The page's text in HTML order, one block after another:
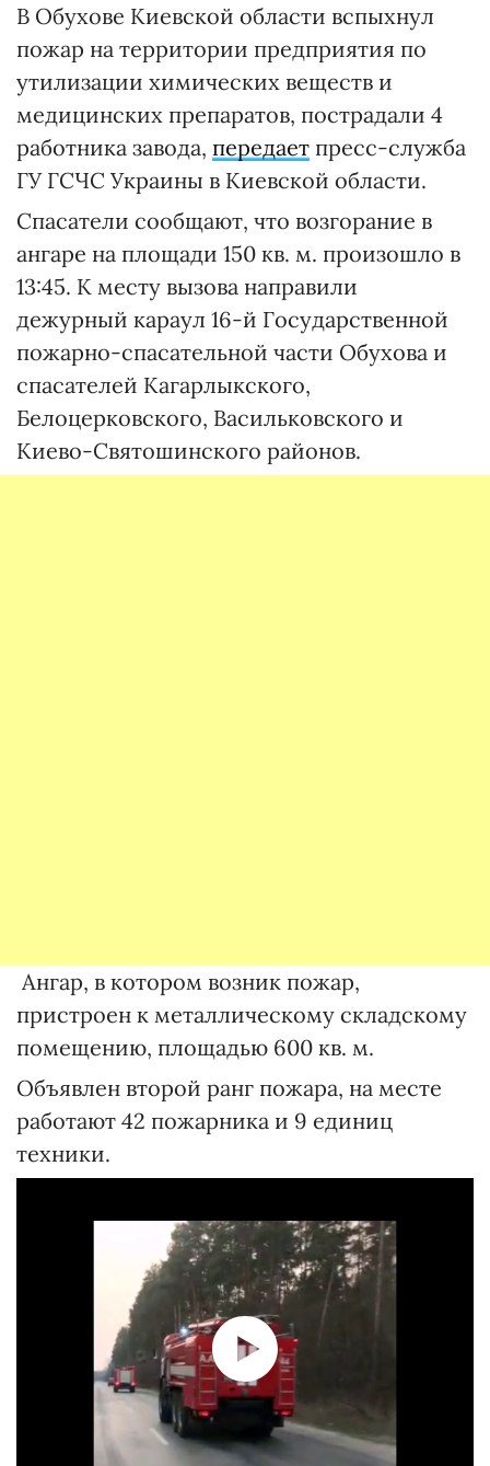
В Обухове Киевской области вспыхнул
пожар на территории предприятия по
утилизации химических веществ и
медицинских препаратов, пострадали 4
работника завода, передает пресс-служба
ГУ ГСЧС Украины в Киевской области.
Спасатели сообщают, что возгорание в
ангаре на площади 150 кв. м. произошло в
13:45. К месту вызова направили
дежурный караул 16-й Государственной
пожарно-спасательной части Обухова и
спасателей Кагарлыкского,
Белоцерковского, Васильковского и
Киево-Святошинского районов.
Ангар, в котором возник пожар,
пристроен к металлическому складскому
помещению, площадью 600 кв. м.
Объявлен второй ранг пожара, на месте
работают 42 пожарника и 9 единиц
техники.